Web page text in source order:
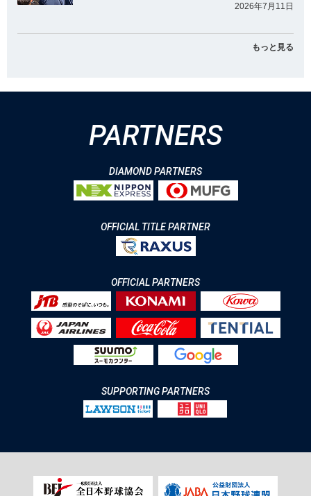
2026年7月11日
もっと見る
PARTNERS
DIAMOND PARTNERS
OFFICIAL TITLE PARTNER
OFFICIAL PARTNERS
SUPPORTING PARTNERS